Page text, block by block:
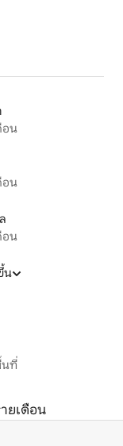
อน
อน
อน
น
นที่
ยเดือน